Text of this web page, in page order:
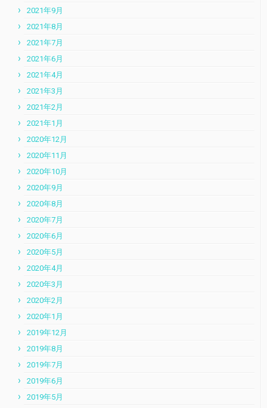
2021年9月
2021年8月
2021年7月
2021年6月
2021年4月
2021年3月
2021年2月
2021年1月
2020年12月
2020年11月
2020年10月
2020年9月
2020年8月
2020年7月
2020年6月
2020年5月
2020年4月
2020年3月
2020年2月
2020年1月
2019年12月
2019年8月
2019年7月
2019年6月
2019年5月